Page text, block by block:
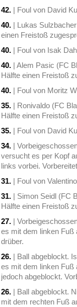
42. | Foul von David
40. | Lukas
einen Freistoß
40. | Foul von Isak
40. | Alem Pasic (FC
Hälfte einen Freistoß
40. | Foul von Moritz
35. | Ronivaldo (FC
Hälfte einen Freistoß
35. | Foul von David
34. |
versucht es per Kopf
links vorbei.
31. | Foul von
31. | Simon Seidl (FC
Hälfte einen Freistoß
27. |
es mit dem linken Fuß
drüber.
26. | Ball abgeblockt.
es mit dem linken
jedoch abgeblockt.
26. | Ball abgeblockt.
mit dem rechten Fuß